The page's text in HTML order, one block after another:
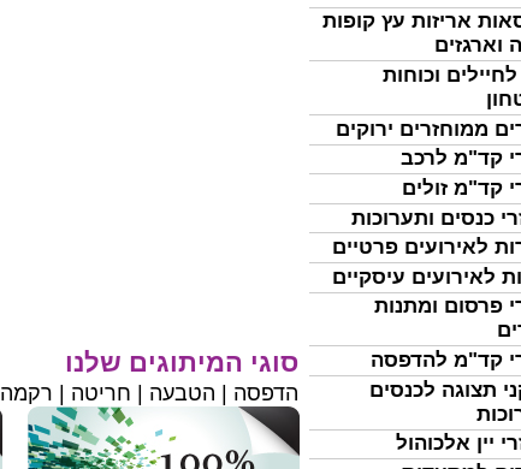
אריזות עץ קופות
וארגזים
לחיילים וכוחות
ממוחזרים ירוקים
קד"מ לרכב
קד"מ זולים
כנסים ותערוכות
לאירועים פרטיים
לאירועים עיסקיים
פרסום ומתנות
קד"מ להדפסה
תצוגה לכנסים
יין אלכוהול
סוגי המיתוגים שלנו
הדפסה | הטבעה | חריטה | רקמה